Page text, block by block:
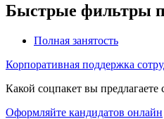
Быстрые фильтры
Полная занятость
Корпоративная поддержка
Какой соцпакет вы
Оформляйте кандидатов онлайн